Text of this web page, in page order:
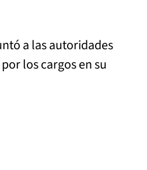
a las autoridades
los cargos en su